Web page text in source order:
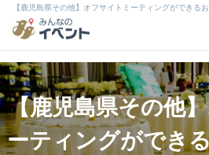
【鹿児島県その他】オフサイトミーティングができる
【鹿児島県その他
ーティングができ